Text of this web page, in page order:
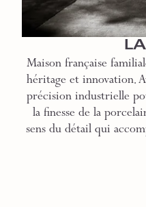
Maison française
héritage et innovation.
précision industrielle
la finesse de la
sens du détail qui